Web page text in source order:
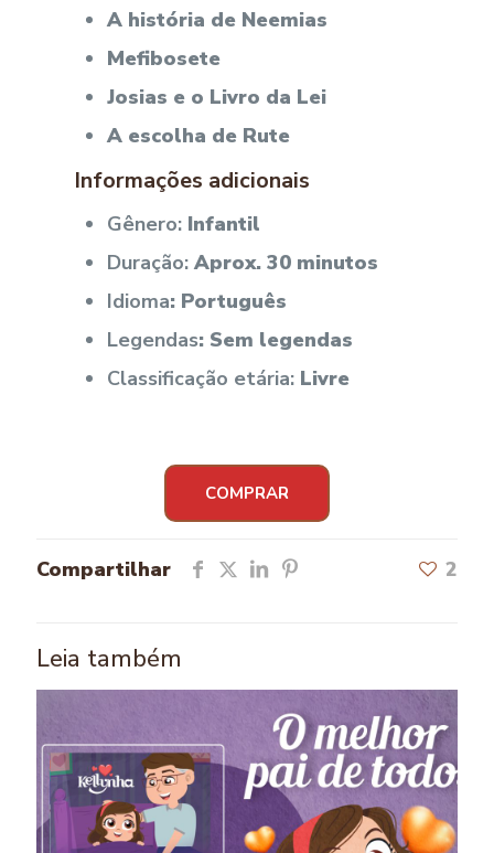
A história de Neemias
Mefibosete
Josias e o Livro da Lei
A escolha de Rute
Informações adicionais
Gênero:Infantil
Duração: Aprox. 30 minutos
Idioma: Português
Legendas: Sem legendas
Classificação etária:Livre
COMPRAR
Compartilhar 2
Leia também